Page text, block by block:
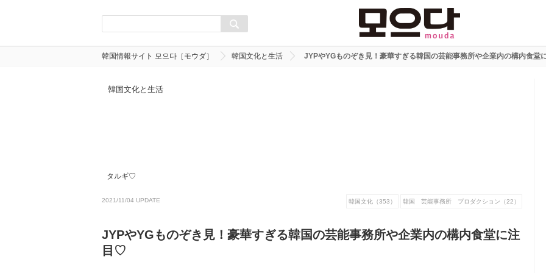
韓国情報サイト 모으다［モウダ］ 韓国文化と生活 JYPやYGものぞき見！豪華すぎる韓国の芸能事務所や企業内の構内食堂
韓国文化と生活
タルギ♡
2021/11/04 UPDATE 韓国文化（353） 韓国 芸能事務所 プロダクション（22）
JYPやYGものぞき見！豪華すぎる韓国の芸能事務所や企業内の構内食堂に注
目♡